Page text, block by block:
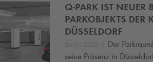
Q-PARK IST NEUER
PARKOBJEKTS DER
DÜSSELDORF
26.01.2026 | Der
seine Präsenz in